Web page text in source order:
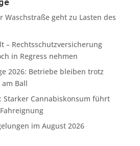
Waschstraße geht zu Lasten des
– Rechtsschutzversicherung
in Regress nehmen
2026: Betriebe bleiben trotz
Ball
Starker Cannabiskonsum führt
im August 2026